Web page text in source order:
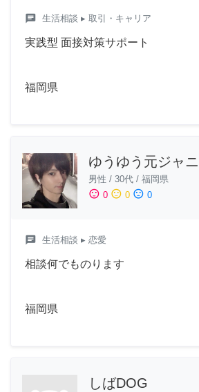
chat 生活相談 ▸ 取引・キャリア
実践型 面接対策サポート
福岡県
ゆうゆう元ジャ
男性 / 30代 / 福岡県
sentiment_satisfied 0 sentiment_neutral 0 sentiment_dissatisfied 0
chat 生活相談 ▸ 恋愛
相談何でものります
福岡県
しばDOG